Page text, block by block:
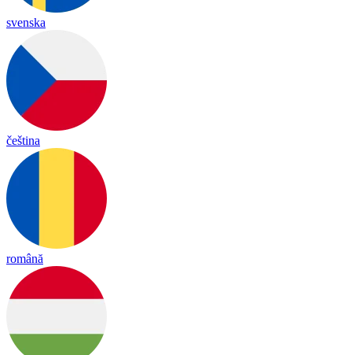
svenska
čeština
română